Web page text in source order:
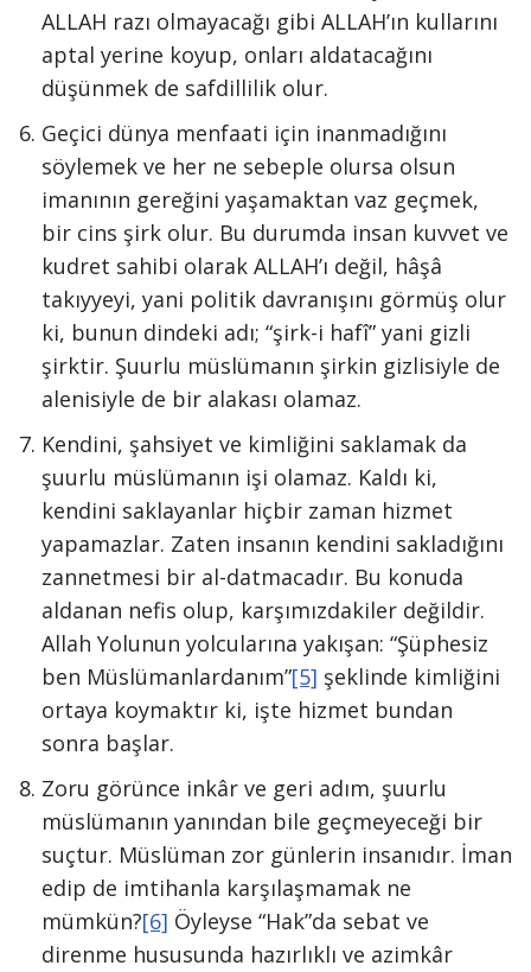
ALLAH razı olmayacağı gibi ALLAH’ın kullarını
aptal yerine koyup, onları aldatacağını
düşünmek de safdillilik olur.
Geçici dünya menfaati için inanmadığını
söylemek ve her ne sebeple olursa olsun
imanının gereğini yaşamaktan vaz geçmek,
bir cins şirk olur. Bu durumda insan kuvvet ve
kudret sahibi olarak ALLAH’ı değil, hâşâ
takıyyeyi, yani politik davranışını görmüş olur
ki, bunun dindeki adı; “şirk-i hafî” yani gizli
şirktir. Şuurlu müslümanın şirkin gizlisiyle de
alenisiyle de bir alakası olamaz.
Kendini, şahsiyet ve kimliğini saklamak da
şuurlu müslümanın işi olamaz. Kaldı ki,
kendini saklayanlar hiçbir zaman hizmet
yapamazlar. Zaten insanın kendini sakladığını
zannetmesi bir al-datmacadır. Bu konuda
aldanan nefis olup, karşımızdakiler değildir.
Allah Yolunun yolcularına yakışan: “Şüphesiz
ben Müslümanlardanım”[5] şeklinde kimliğini
ortaya koymaktır ki, işte hizmet bundan
sonra başlar.
Zoru görünce inkâr ve geri adım, şuurlu
müslümanın yanından bile geçmeyeceği bir
suçtur. Müslüman zor günlerin insanıdır. İman
edip de imtihanla karşılaşmamak ne
mümkün?[6] Öyleyse “Hak”da sebat ve
direnme hususunda hazırlıklı ve azimkâr